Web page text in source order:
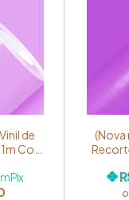
de
Cor
Pix
(Nova